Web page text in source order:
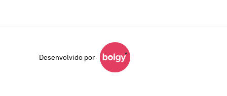
Desenvolvido por